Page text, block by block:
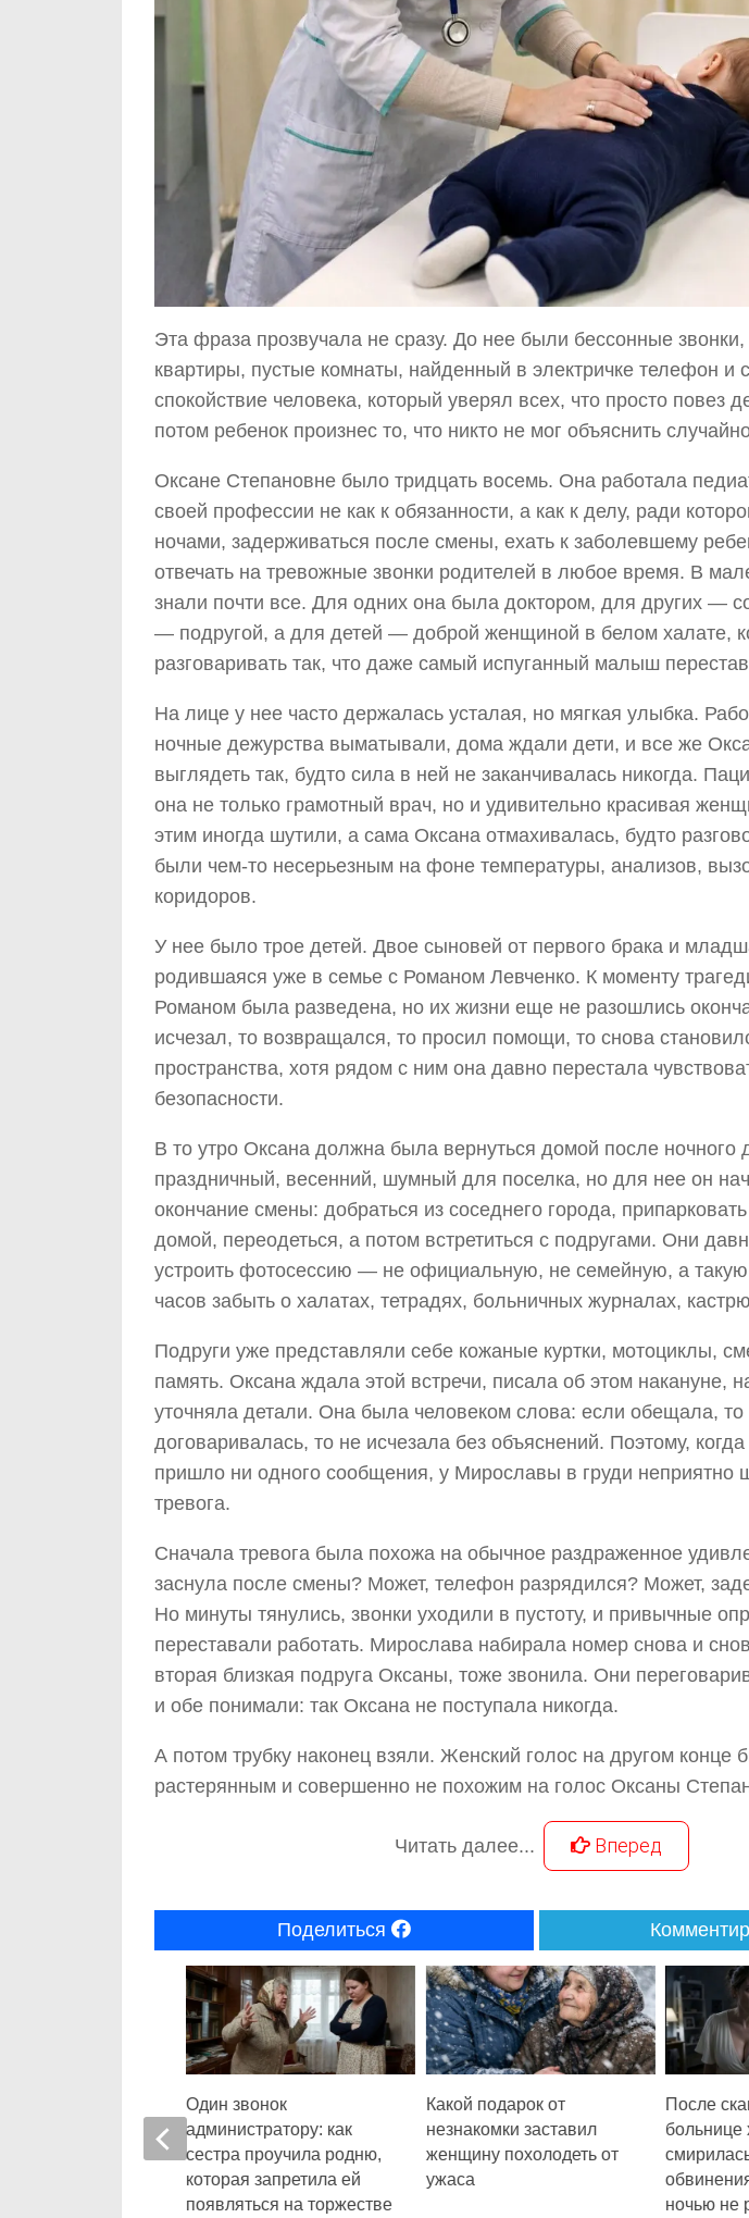
Эта фраза прозвучала не сразу. До нее были бессонные
квартиры, пустые комнаты, найденный в электричке телефон и
спокойствие человека, который уверял всех, что просто повез
потом ребенок произнес то, что никто не мог объяснить
Оксане Степановне было тридцать восемь. Она работала
своей профессии не как к обязанности, а как к делу, ради
ночами, задерживаться после смены, ехать к заболевшему
отвечать на тревожные звонки родителей в любое время. В
знали почти все. Для одних она была доктором, для других —
— подругой, а для детей — доброй женщиной в белом халате,
разговаривать так, что даже самый испуганный малыш
На лице у нее часто держалась усталая, но мягкая улыбка.
ночные дежурства выматывали, дома ждали дети, и все же
выглядеть так, будто сила в ней не заканчивалась никогда.
она не только грамотный врач, но и удивительно красивая
этим иногда шутили, а сама Оксана отмахивалась, будто
были чем-то несерьезным на фоне температуры, анализов,
коридоров.
У нее было трое детей. Двое сыновей от первого брака и
родившаяся уже в семье с Романом Левченко. К моменту
Романом была разведена, но их жизни еще не разошлись
исчезал, то возвращался, то просил помощи, то снова
пространства, хотя рядом с ним она давно перестала
безопасности.
В то утро Оксана должна была вернуться домой после ночного
праздничный, весенний, шумный для поселка, но для нее он
окончание смены: добраться из соседнего города,
домой, переодеться, а потом встретиться с подругами. Они
устроить фотосессию — не официальную, не семейную, а
часов забыть о халатах, тетрадях, больничных журналах,
Подруги уже представляли себе кожаные куртки, мотоциклы,
память. Оксана ждала этой встречи, писала об этом накануне,
уточняла детали. Она была человеком слова: если обещала,
договаривалась, то не исчезала без объяснений. Поэтому,
пришло ни одного сообщения, у Мирославы в груди неприятно
тревога.
Сначала тревога была похожа на обычное раздраженное
заснула после смены? Может, телефон разрядился? Может,
Но минуты тянулись, звонки уходили в пустоту, и привычные
переставали работать. Мирослава набирала номер снова и
вторая близкая подруга Оксаны, тоже звонила. Они
и обе понимали: так Оксана не поступала никогда.
А потом трубку наконец взяли. Женский голос на другом конце
растерянным и совершенно не похожим на голос Оксаны
Читать далее... Вперед
Поделиться
Какой подарок от
незнакомки заставил
женщину похолодеть от
ужаса
После
больнице
ночью не
Один звонок
администратору: как
сестра проучила родню,
которая запретила ей
появляться на торжестве